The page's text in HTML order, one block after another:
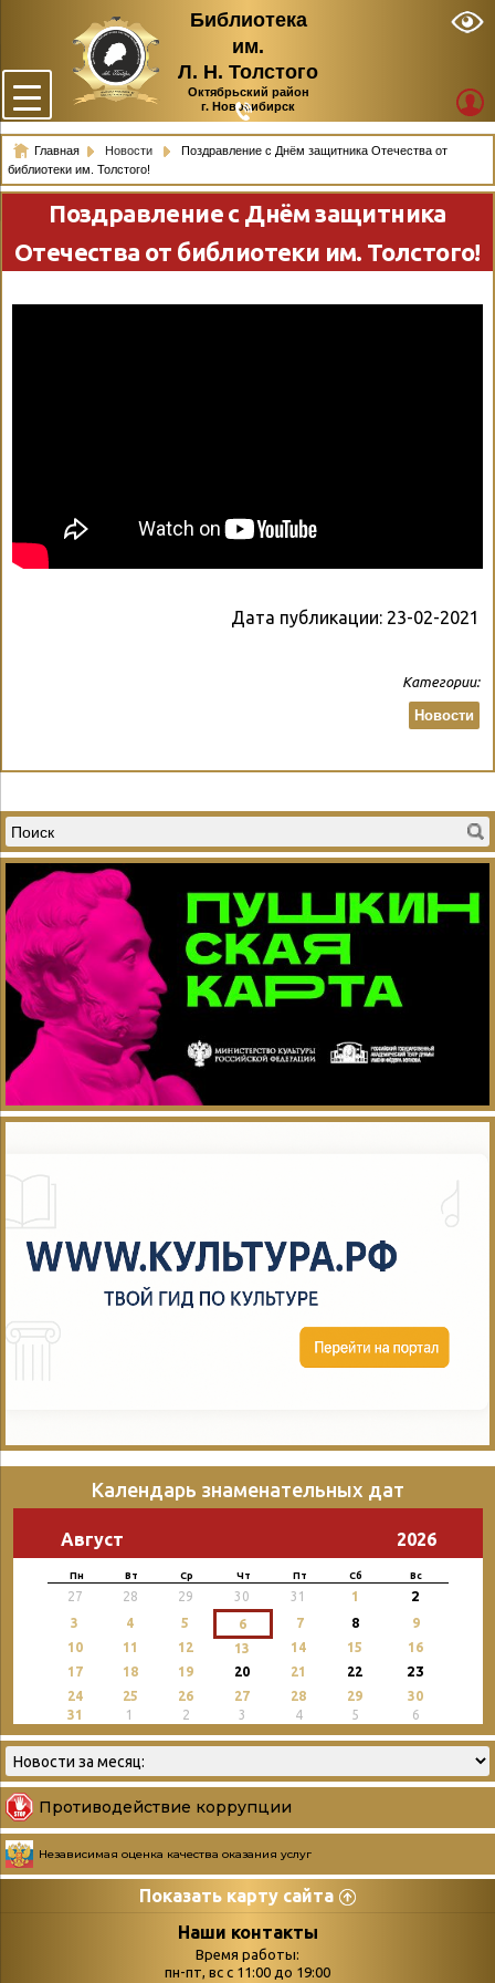
Библиотека
им.
Л. Н. Толстого
Октябрьский район
г. Новосибирск
Главная Новости
Поздравление с Днём защитника Отечества от
библиотеки им. Толстого!
Поздравление с Днём защитника
Отечества от библиотеки им. Толстого!
Дата публикации: 23-02-2021
Категории:
Новости
Календарь знаменательных дат
Август 2026
Пн Вт Ср Чт Пт Сб Вс
27 28 29 30 31 1 2
3 4 5 6 7 8
9
10
11 12 13 14 15
16
17
18 19 20 21 22 23
24 25 26 27 28 29
30
31
1 2 3 4 5 6
Противодействие коррупции
Независимая оценка качества оказания услуг
Показать карту сайта
СтраницыНаши контакты
Время работы:
пн-пт, вс с 11:00 до 19:00